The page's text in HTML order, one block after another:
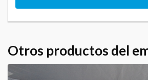
Otros productos del